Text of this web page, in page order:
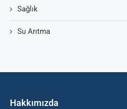
Sağlık
Su Arıtma
Hakkımızda